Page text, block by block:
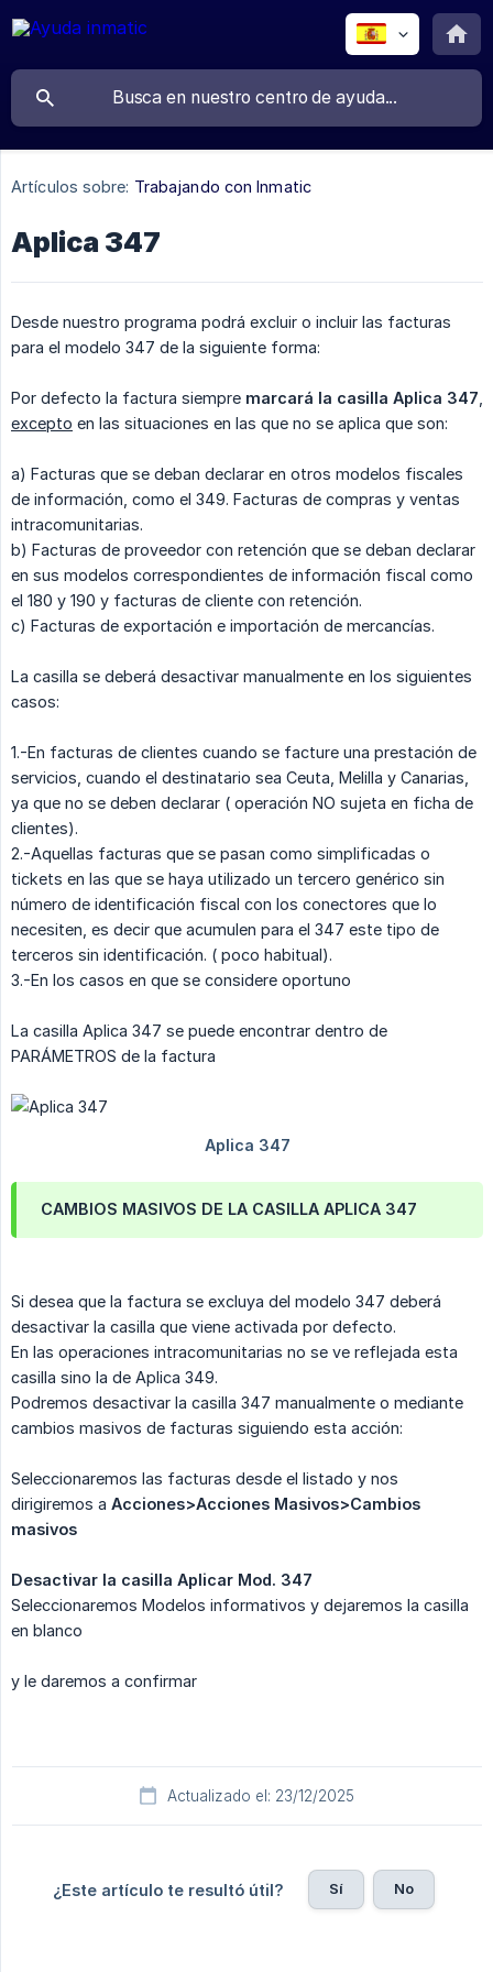
Artículos sobre: Trabajando con Inmatic
Aplica 347
Desde nuestro programa podrá excluir o incluir las facturas
para el modelo 347 de la siguiente forma:
Por defecto la factura siempre marcará la casilla Aplica 347
excepto en las situaciones en las que no se aplica que son:
a) Facturas que se deban declarar en otros modelos fiscales
de información, como el 349. Facturas de compras y ventas
intracomunitarias.
b) Facturas de proveedor con retención que se deban declarar
en sus modelos correspondientes de información fiscal como
el 180 y 190 y facturas de cliente con retención.
c) Facturas de exportación e importación de mercancías.
La casilla se deberá desactivar manualmente en los siguientes
casos:
1.-En facturas de clientes cuando se facture una prestación de
servicios, cuando el destinatario sea Ceuta, Melilla y Canarias,
ya que no se deben declarar ( operación NO sujeta en ficha de
clientes).
2.-Aquellas facturas que se pasan como simplificadas o
tickets en las que se haya utilizado un tercero genérico sin
número de identificación fiscal con los conectores que lo
necesiten, es decir que acumulen para el 347 este tipo de
terceros sin identificación. ( poco habitual).
3.-En los casos en que se considere oportuno
La casilla Aplica 347 se puede encontrar dentro de
PARÁMETROS de la factura
CAMBIOS MASIVOS DE LA CASILLA APLICA 347
Si desea que la factura se excluya del modelo 347 deberá
desactivar la casilla que viene activada por defecto.
En las operaciones intracomunitarias no se ve reflejada esta
casilla sino la de Aplica 349.
Podremos desactivar la casilla 347 manualmente o mediante
cambios masivos de facturas siguiendo esta acción:
Seleccionaremos las facturas desde el listado y nos
dirigiremos a Acciones>Acciones Masivos>Cambios
masivos
Desactivar la casilla Aplicar Mod. 347
Seleccionaremos Modelos informativos y dejaremos la casilla
en blanco
y le daremos a confirmar
Actualizado el: 23/12/2025
¿Este artículo te resultó útil? Sí No